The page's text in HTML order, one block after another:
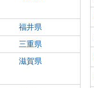
福井県
三重県
滋賀県